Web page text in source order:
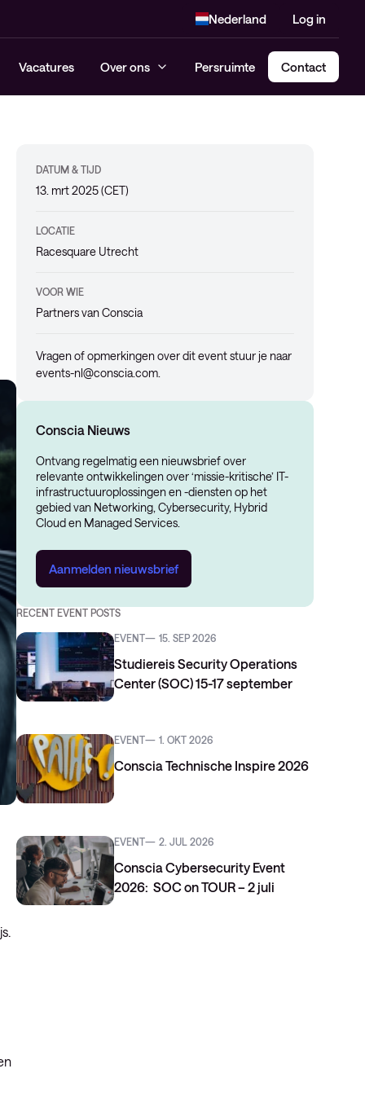
Nederland Log in
Vacatures Over ons Persruimte Contact
DATUM & TIJD
13. mrt 2025 (CET)
LOCATIE
Racesquare Utrecht
VOOR WIE
Partners van Conscia
Vragen of opmerkingen over dit event stuur je naar
events-nl@conscia.com.
Conscia Nieuws
Ontvang regelmatig een nieuwsbrief over
relevante ontwikkelingen over ‘missie-kritische’ IT-
infrastructuuroplossingen en -diensten op het
gebied van Networking, Cybersecurity, Hybrid
Cloud en Managed Services.
Aanmelden nieuwsbrief
RECENT EVENT POSTS
EVENT 15. SEP 2026
Studiereis Security Operations
Center (SOC) 15-17 september
EVENT 1. OKT 2026
Conscia Technische Inspire 2026
EVENT 2. JUL 2026
Conscia Cybersecurity Event
2026: SOC on TOUR – 2 juli